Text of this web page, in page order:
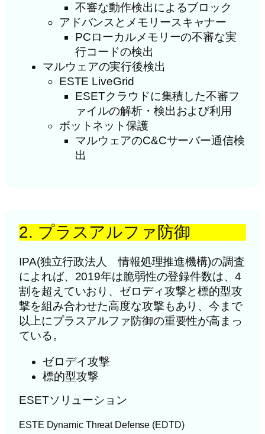
不審な動作検出によるブロック
アドバンスとメモリースキャナー
PCローカルメモリーの不審な実
行コードの検出
マルウェアの実行後検出
ESTE LiveGrid
ESETクラウドに集積した不審フ
ァイルの解析・検出および利用
ボットネット保護
マルウェアのC&Cサーバー通信検
出
2. プラスアルファ防御
IPA(独立行政法人 情報処理推進機構)の調査
によれば、2019年は脆弱性の登録件数は、4
割を超えていおり、ゼロディ攻撃と標的型攻
撃を組み合わせた高度な攻撃もあり、今まで
以上にプラスアルファ防御の重要性が高まっ
ている。
ゼロデイ攻撃
標的型攻撃
ESETソリューション
ESTE Dynamic Threat Defense (EDTD)